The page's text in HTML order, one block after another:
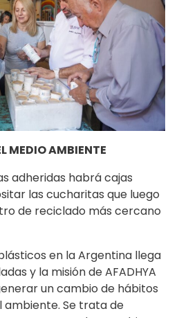
MEDIO AMBIENTE
adheridas habrá cajas
las cucharitas que luego
de reciclado más cercano
en la Argentina llega
y la misión de AFADHYA
un cambio de hábitos
ambiente. Se trata de